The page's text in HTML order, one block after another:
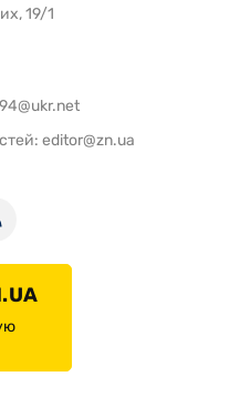
19/1
editor@zn.ua